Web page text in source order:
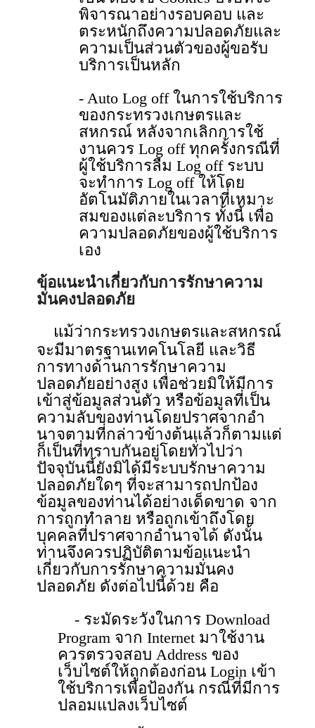
พิจารณาอย่างรอบคอบ และ
ตระหนักถึงความปลอดภัยและ
ความเป็นส่วนตัวของผู้ขอรับ
บริการเป็นหลัก
- Auto Log off ในการใช้บริการ
ของกระทรวงเกษตรและ
สหกรณ์ หลังจากเลิกการใช้
งานควร Log off ทุกครั้งกรณีที่
ผู้ใช้บริการลืม Log off ระบบ
จะทําการ Log off ให้โดย
อัตโนมัติภายในเวลาที่เหมาะ
สมของแต่ละบริการ ทั้งนี้ เพื่อ
ความปลอดภัยของผู้ใช้บริการ
เอง
ข้อแนะนําเกี่ยวกับการรักษาความ
มั่นคงปลอดภัย
แม้ว่ากระทรวงเกษตรและสหกรณ์
จะมีมาตรฐานเทคโนโลยี และวิธี
การทางด้านการรักษาความ
ปลอดภัยอย่างสูง เพื่อช่วยมิให้มีการ
เข้าสู่ข้อมูลส่วนตัว หรือข้อมูลที่เป็น
ความลับของท่านโดยปราศจากอํา
นาจตามที่กล่าวข้างต้นแล้วก็ตามแต่
ก็เป็นที่ทราบกันอยู่โดยทั่วไปว่า
ปัจจุบันนี้ยังมิได้มีระบบรักษาความ
ปลอดภัยใดๆ ที่จะสามารถปกป้อง
ข้อมูลของท่านได้อย่างเด็ดขาด จาก
การถูกทำลาย หรือถูกเข้าถึงโดย
บุคคลที่ปราศจากอำนาจได้ ดังนั้น
ท่านจึงควรปฏิบัติตามข้อแนะนํา
เกี่ยวกับการรักษาความมั่นคง
ปลอดภัย ดังต่อไปนี้ด้วย คือ
- ระมัดระวังในการ Download
Program จาก Internet มาใช้งาน
ควรตรวจสอบ Address ของ
เว็บไซต์ให้ถูกต้องก่อน Login เข้า
ใช้บริการเพื่อป้องกัน กรณีที่มีการ
ปลอมแปลงเว็บไซต์